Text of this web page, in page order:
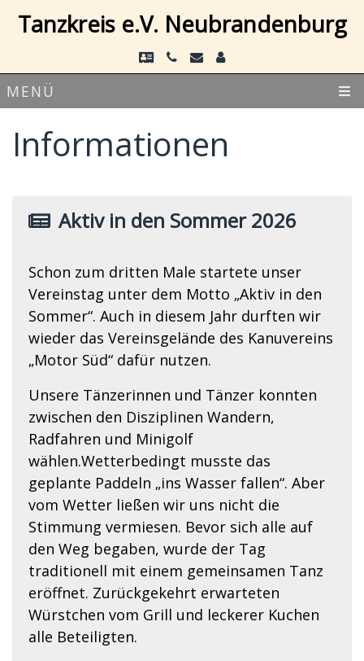
Tanzkreis e.V. Neubrandenburg
MENÜ
Informationen
Aktiv in den Sommer 2026
Schon zum dritten Male startete unser
Vereinstag unter dem Motto „Aktiv in den
Sommer“. Auch in diesem Jahr durften wir
wieder das Vereinsgelände des Kanuvereins
„Motor Süd“ dafür nutzen.
Unsere Tänzerinnen und Tänzer konnten
zwischen den Disziplinen Wandern,
Radfahren und Minigolf
wählen.Wetterbedingt musste das
geplante Paddeln „ins Wasser fallen“. Aber
vom Wetter ließen wir uns nicht die
Stimmung vermiesen. Bevor sich alle auf
den Weg begaben, wurde der Tag
traditionell mit einem gemeinsamen Tanz
eröffnet. Zurückgekehrt erwarteten
Würstchen vom Grill und leckerer Kuchen
alle Beteiligten.